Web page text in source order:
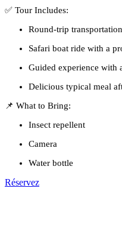
✅ Tour Includes:
Round-trip
Safari boat ride with a
Guided experience with
Delicious typical meal
📌 What to Bring:
Insect repellent
Camera
Water bottle
Réservez